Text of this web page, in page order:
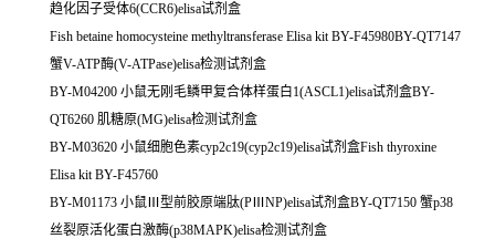
趋化因子受体6(CCR6)elisa试剂盒
Fish betaine homocysteine methyltransferase Elisa kit BY-F45980BY-QT7147
蟹V-ATP酶(V-ATPase)elisa检测试剂盒
BY-M04200 小鼠无刚毛鳞甲复合体样蛋白1(ASCL1)elisa试剂盒BY-
QT6260 肌糖原(MG)elisa检测试剂盒
BY-M03620 小鼠细胞色素cyp2c19(cyp2c19)elisa试剂盒Fish thyroxine
Elisa kit BY-F45760
BY-M01173 小鼠Ⅲ型前胶原端肽(PⅢNP)elisa试剂盒BY-QT7150 蟹p38
丝裂原活化蛋白激酶(p38MAPK)elisa检测试剂盒